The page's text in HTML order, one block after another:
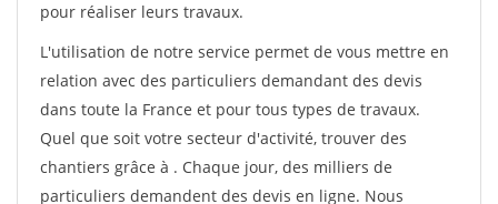
pour réaliser leurs travaux.
L'utilisation de notre service permet de vous mettre en
relation avec des particuliers demandant des devis
dans toute la France et pour tous types de travaux.
Quel que soit votre secteur d'activité, trouver des
chantiers grâce à . Chaque jour, des milliers de
particuliers demandent des devis en ligne. Nous